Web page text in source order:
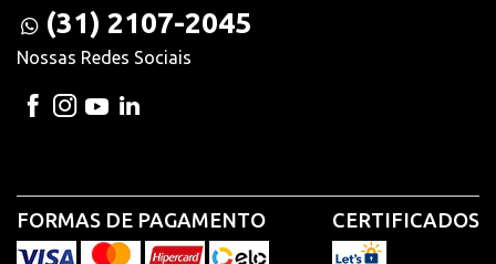
(31) 2107-2045
Nossas Redes Sociais
FORMAS DE PAGAMENTO CERTIFICADOS